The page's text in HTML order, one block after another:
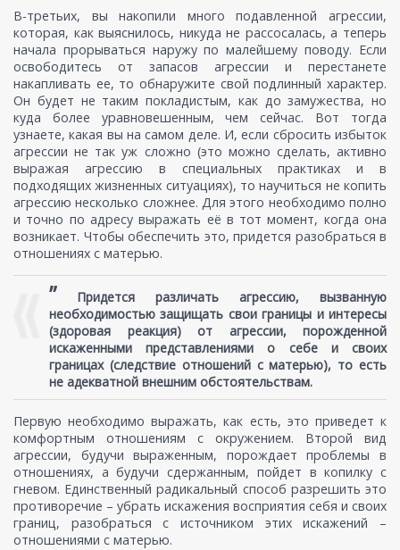
В-третьих, вы накопили много подавленной агрессии,
которая, как выяснилось, никуда не рассосалась, а теперь
начала прорываться наружу по малейшему поводу. Если
освободитесь от запасов агрессии и перестанете
накапливать ее, то обнаружите свой подлинный характер.
Он будет не таким покладистым, как до замужества, но
куда более уравновешенным, чем сейчас. Вот тогда
узнаете, какая вы на самом деле. И, если сбросить избыток
агрессии не так уж сложно (это можно сделать, активно
выражая агрессию в специальных практиках и в
подходящих жизненных ситуациях), то научиться не копить
агрессию несколько сложнее. Для этого необходимо полно
и точно по адресу выражать её в тот момент, когда она
возникает. Чтобы обеспечить это, придется разобраться в
отношениях с матерью.
”
Придется различать агрессию, вызванную
необходимостью защищать свои границы и интересы
(здоровая реакция) от агрессии, порожденной
искаженными представлениями о себе и своих
границах (следствие отношений с матерью), то есть
не адекватной внешним обстоятельствам.
Первую необходимо выражать, как есть, это приведет к
комфортным отношениям с окружением. Второй вид
агрессии, будучи выраженным, порождает проблемы в
отношениях, а будучи сдержанным, пойдет в копилку с
гневом. Единственный радикальный способ разрешить это
противоречие – убрать искажения восприятия себя и своих
границ, разобраться с источником этих искажений –
отношениями с матерью.